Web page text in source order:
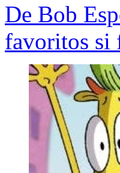
De Bob
favoritos si